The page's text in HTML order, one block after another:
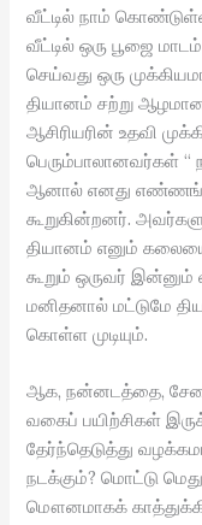
வீட்டில் நாம்
வீட்டில் ஒரு பூஜை
செய்வது ஒரு
தியானம் சற்று
ஆசிரியரின் உதவி
பெரும்பாலானவர்கள்
ஆனால் எனது
கூறுகின்றனர்.
தியானம் எனும்
கூறும் ஒருவர்
மனிதனால் மட்டுமே
கொள்ள முடியும்.
ஆக, நன்னடத்தை,
வகைப் பயிற்சிகள்
தேர்ந்தெடுத்து
நடக்கும்? மொட்டு
மௌனமாகக்